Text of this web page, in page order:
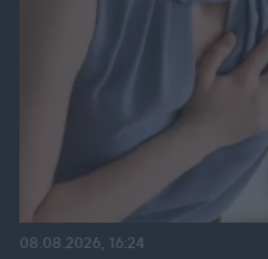
08.08.2026, 16:24